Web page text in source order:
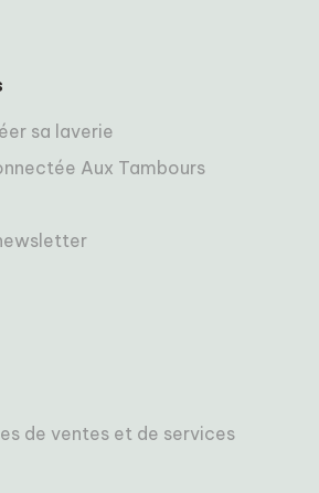
sa laverie
Aux Tambours
de ventes et de services